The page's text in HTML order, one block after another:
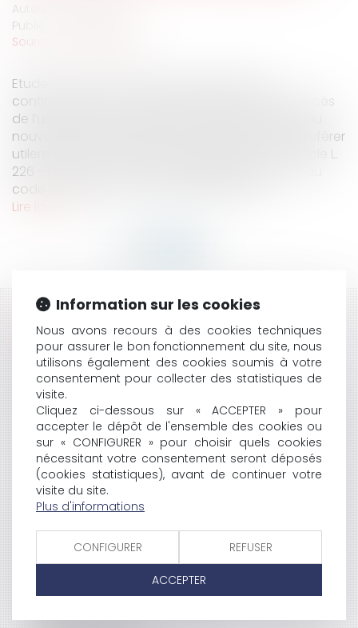
Auteur : DAURIAC Eric
Publié le :
Source :
Etude du nouveau droit des patientsNous
continuons par ce nouvel article sur le droit d'accès
de l’usager aux informations médicales l'étude du
nouveau droit des patients.Vous pourrez vous référer
utilement aux textes et documents suivants :article L.
226 - 13 et 226 - 14 du code pénalarticle 4 et 72 du
code de déontologie médicalearticle 1110 -...
Lire la suite
HISTORIQUE
LE DÉSENDETTEMENT DES RAPATRIÉS D'ALGÉRIE
BOUCLIER FISCAL
L'ARRÊT DE LA COUR DE CASSATION DU 7 JUILLET
2004
LA SENTENCIA DE LA CORTE SUPREMA DEL 7 DE JULIO
DE 2004
L’AGENT COMMERCIAL ET LE CONTRAT D’AGENCE
COMMERCIALE
EL AGENTE COMERCIAL Y EL CONTRATO DE AGENCIA
COMERCIAL
LE BULLETIN DE PAIE
POURSUITE DES TRAVAUX APRÈS L'ANNULATION D'UN
PERMIS
LES INDUSTRIELS ET LA PUBLICITÉ
LA LOI ENGAGEMENT NATIONAL POUR LE LOGEMENT
(ENL)
Information sur les cookies
Nous avons recours à des cookies techniques
pour assurer le bon fonctionnement du site, nous
utilisons également des cookies soumis à votre
consentement pour collecter des statistiques de
visite.
Cliquez ci-dessous sur « ACCEPTER » pour
accepter le dépôt de l'ensemble des cookies ou
sur « CONFIGURER » pour choisir quels cookies
nécessitant votre consentement seront déposés
(cookies statistiques), avant de continuer votre
visite du site.
Plus d'informations
CONFIGURER REFUSER
ACCEPTER